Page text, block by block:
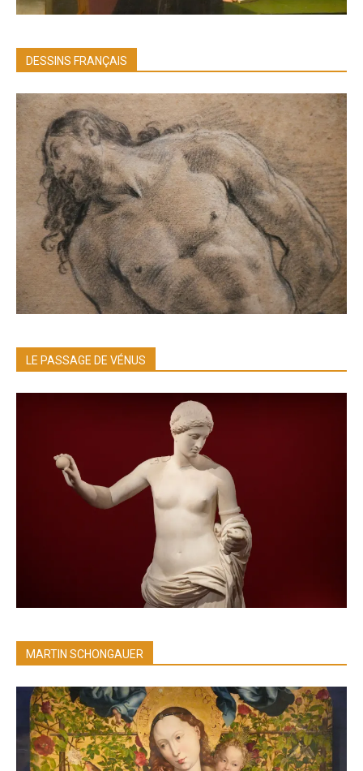
DESSINS FRANÇAIS
LE PASSAGE DE VÉNUS
MARTIN SCHONGAUER